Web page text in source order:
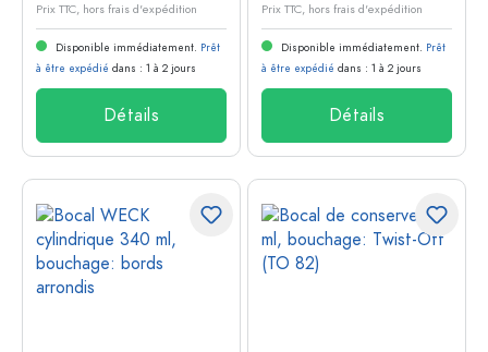
Prix TTC, hors frais d'expédition
Disponible immédiatement. Prêt
à être expédié dans : 1 à 2 jours
Détails
Prix TTC, hors frais d'expédition
Disponible immédiatement. Prêt
à être expédié dans : 1 à 2 jours
Détails